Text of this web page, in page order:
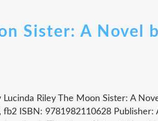
Sister: A Novel
Riley The Moon Sister: A
fb2 ISBN: 9781982110628 Publisher: